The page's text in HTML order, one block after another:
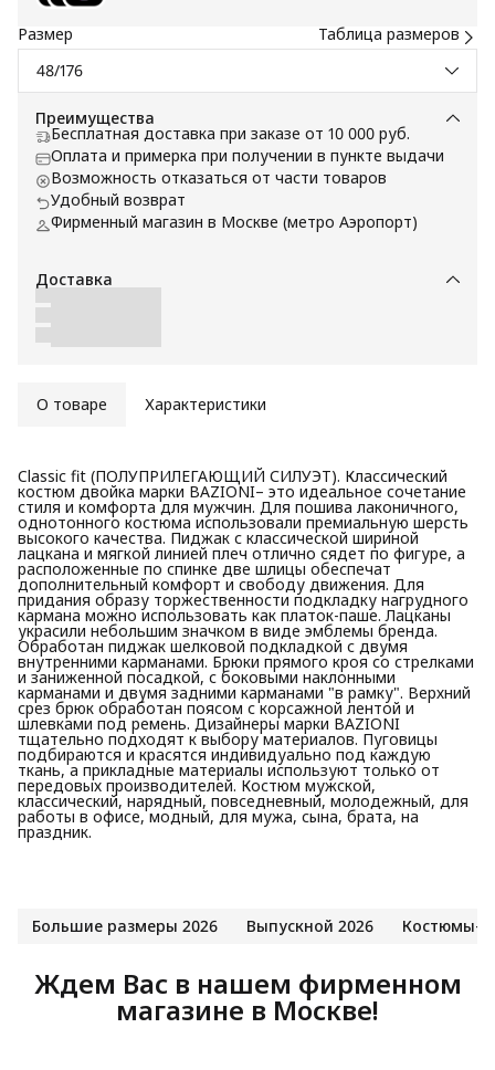
Размер
Таблица размеров
48/176
Преимущества
Бесплатная доставка при заказе от 10 000 руб.
Оплата и примерка при получении в пункте выдачи
Возможность отказаться от части товаров
Удобный возврат
Фирменный магазин в Москве (метро Аэропорт)
Доставка
О товаре Характеристики
Classic fit (ПОЛУПРИЛЕГАЮЩИЙ СИЛУЭТ). Классический
костюм двойка марки BAZIONI– это идеальное сочетание
стиля и комфорта для мужчин. Для пошива лаконичного,
однотонного костюма использовали премиальную шерсть
высокого качества. Пиджак с классической шириной
лацкана и мягкой линией плеч отлично сядет по фигуре, а
расположенные по спинке две шлицы обеспечат
дополнительный комфорт и свободу движения. Для
придания образу торжественности подкладку нагрудного
кармана можно использовать как платок-паше. Лацканы
украсили небольшим значком в виде эмблемы бренда.
Обработан пиджак шелковой подкладкой с двумя
внутренними карманами. Брюки прямого кроя со стрелками
и заниженной посадкой, с боковыми наклонными
карманами и двумя задними карманами "в рамку". Верхний
срез брюк обработан поясом с корсажной лентой и
шлевками под ремень. Дизайнеры марки BAZIONI
тщательно подходят к выбору материалов. Пуговицы
подбираются и красятся индивидуально под каждую
ткань, а прикладные материалы используют только от
передовых производителей. Костюм мужской,
классический, нарядный, повседневный, молодежный, для
работы в офисе, модный, для мужа, сына, брата, на
праздник.
Большие размеры 2026 Выпускной 2026 Костюмы-
Ждем Вас в нашем фирменном
магазине в Москве!